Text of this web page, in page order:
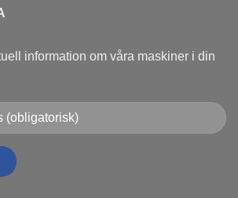
information om våra maskiner i din